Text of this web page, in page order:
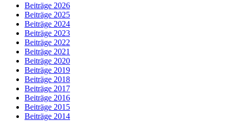
Beiträge 2026
Beiträge 2025
Beiträge 2024
Beiträge 2023
Beiträge 2022
Beiträge 2021
Beiträge 2020
Beiträge 2019
Beiträge 2018
Beiträge 2017
Beiträge 2016
Beiträge 2015
Beiträge 2014